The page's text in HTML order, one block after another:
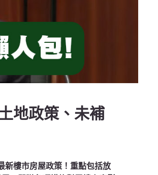
地政策、未補
新樓市房屋政策！重點包括放